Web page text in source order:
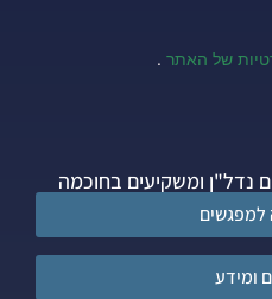
של האתר .
נדל"ן ומשקיעים בחוכמה
ומידע